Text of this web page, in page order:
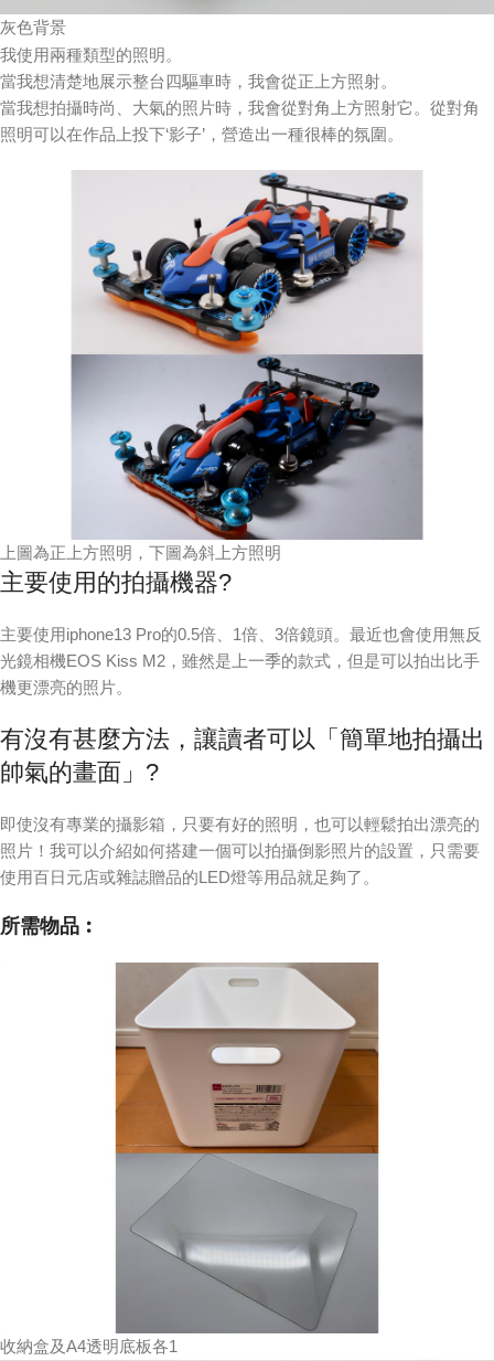
灰色背景
我使用兩種類型的照明。
當我想清楚地展示整台四驅車時，我會從正上方照射。
當我想拍攝時尚、大氣的照片時，我會從對角上方照射它。從對角
照明可以在作品上投下‘影子’，營造出一種很棒的氛圍。
上圖為正上方照明，下圖為斜上方照明
主要使用的拍攝機器?
主要使用iphone13 Pro的0.5倍、1倍、3倍鏡頭。最近也會使用無反
光鏡相機EOS Kiss M2，雖然是上一季的款式，但是可以拍出比手
機更漂亮的照片。
有沒有甚麼方法，讓讀者可以「簡單地拍攝出
帥氣的畫面」?
即使沒有專業的攝影箱，只要有好的照明，也可以輕鬆拍出漂亮的
照片！我可以介紹如何搭建一個可以拍攝倒影照片的設置，只需要
使用百日元店或雜誌贈品的LED燈等用品就足夠了。
所需物品︰
收納盒及A4透明底板各1